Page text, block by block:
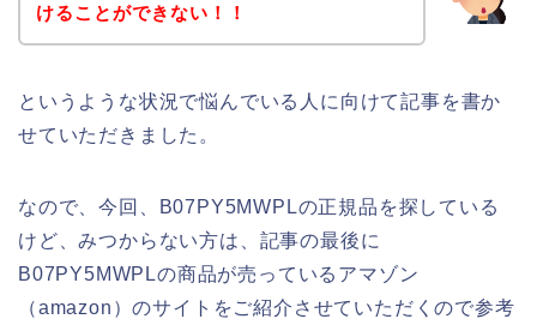
けることができない！！
というような状況で悩んでいる人に向けて記事を書か
せていただきました。
なので、今回、B07PY5MWPLの正規品を探している
けど、みつからない方は、記事の最後に
B07PY5MWPLの商品が売っているアマゾン
（amazon）のサイトをご紹介させていただくので参考